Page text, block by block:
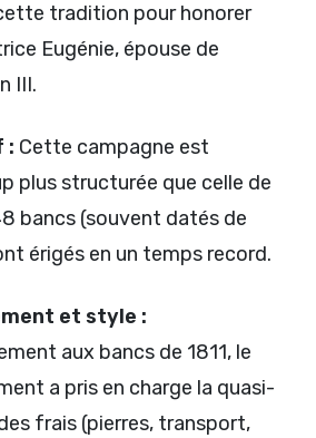
tradition pour honorer
Eugénie, épouse de
III.
: Cette campagne est
plus structurée que celle de
bancs (souvent datés de
érigés en un temps record.
et style :
aux bancs de 1811, le
a pris en charge la quasi-
frais (pierres, transport,